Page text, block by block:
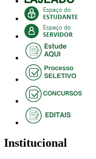
Institucional